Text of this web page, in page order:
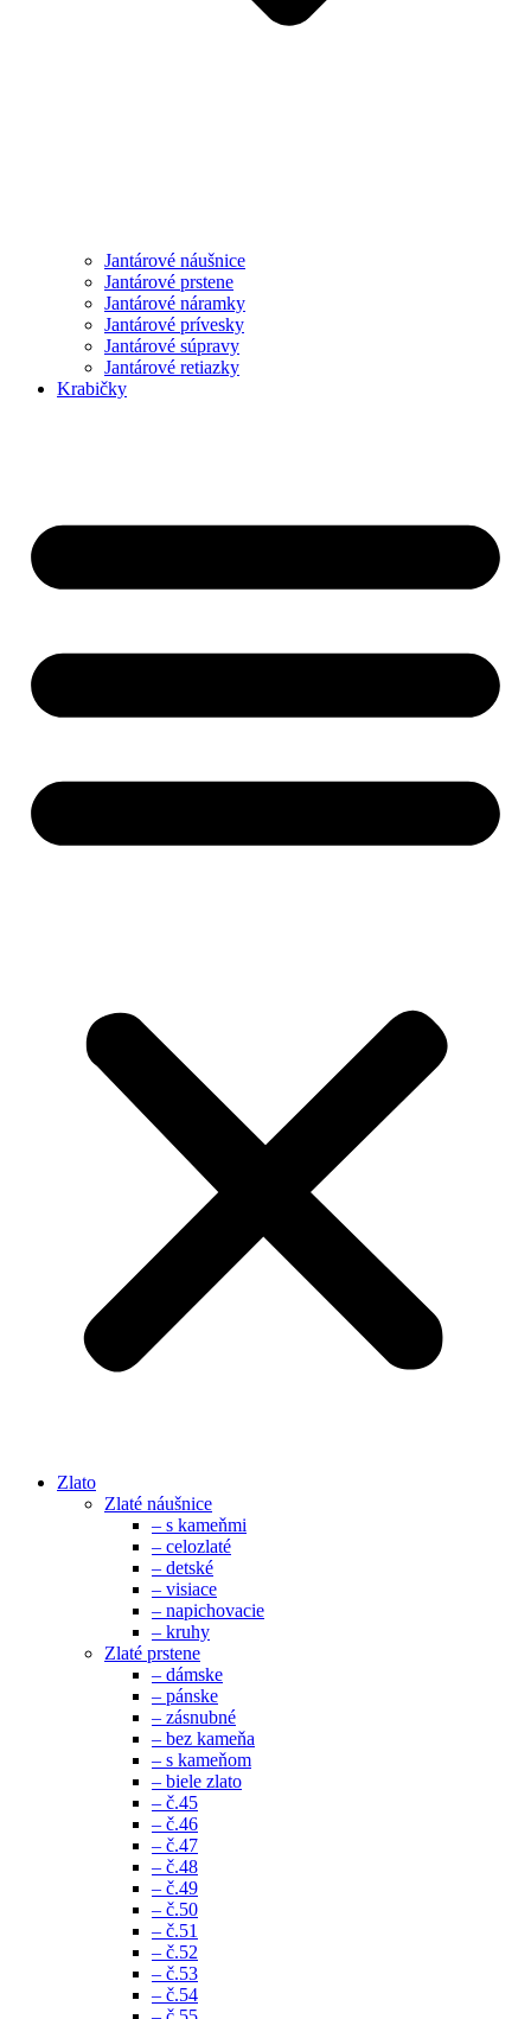
Jantárové náušnice
Jantárové prstene
Jantárové náramky
Jantárové prívesky
Jantárové súpravy
Jantárové retiazky
Krabičky
Zlato
Zlaté náušnice
– s kameňmi
– celozlaté
– detské
– visiace
– napichovacie
– kruhy
Zlaté prstene
– dámske
– pánske
– zásnubné
– bez kameňa
– s kameňom
– biele zlato
– č.45
– č.46
– č.47
– č.48
– č.49
– č.50
– č.51
– č.52
– č.53
– č.54